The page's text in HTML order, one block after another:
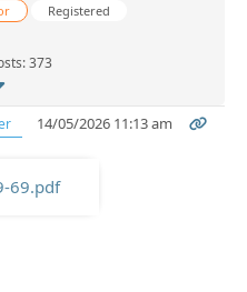
Registered
373
14/05/2026 11:13 am
69.pdf